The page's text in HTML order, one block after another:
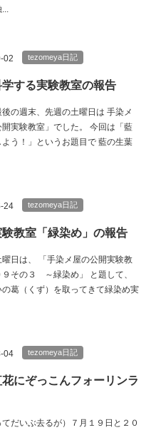
...
02 tezomeya日記
する実験教室の報告
の週末、先週の土曜日は 手染メ
開実験教室」でした。 今回は「藍
よう！」というお題目で 藍の生葉
24 tezomeya日記
教室「緑染め」の報告
曜日は、 「手染メ屋の公開実験教
９その３ ～緑染め」 と題して、
の葛（くず）を取ってきて緑染め実
04 tezomeya日記
にぞっこんフォーリンラ
だいぶ去るが）７月１９日と２０